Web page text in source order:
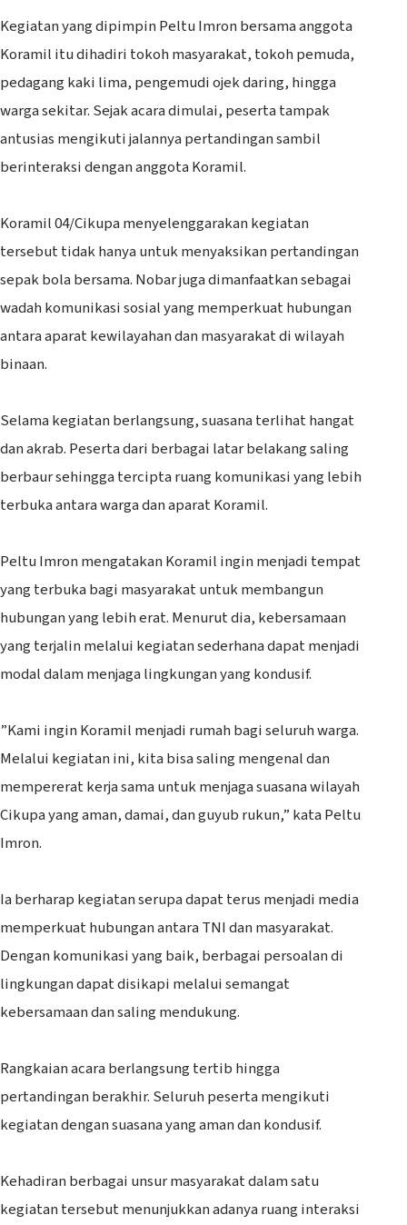
‎Kegiatan yang dipimpin Peltu Imron bersama anggota
Koramil itu dihadiri tokoh masyarakat, tokoh pemuda,
pedagang kaki lima, pengemudi ojek daring, hingga
warga sekitar. Sejak acara dimulai, peserta tampak
antusias mengikuti jalannya pertandingan sambil
berinteraksi dengan anggota Koramil.
‎Koramil 04/Cikupa menyelenggarakan kegiatan
tersebut tidak hanya untuk menyaksikan pertandingan
sepak bola bersama. Nobar juga dimanfaatkan sebagai
wadah komunikasi sosial yang memperkuat hubungan
antara aparat kewilayahan dan masyarakat di wilayah
binaan.
‎Selama kegiatan berlangsung, suasana terlihat hangat
dan akrab. Peserta dari berbagai latar belakang saling
berbaur sehingga tercipta ruang komunikasi yang lebih
terbuka antara warga dan aparat Koramil.
‎Peltu Imron mengatakan Koramil ingin menjadi tempat
yang terbuka bagi masyarakat untuk membangun
hubungan yang lebih erat. Menurut dia, kebersamaan
yang terjalin melalui kegiatan sederhana dapat menjadi
modal dalam menjaga lingkungan yang kondusif.
‎”Kami ingin Koramil menjadi rumah bagi seluruh warga.
Melalui kegiatan ini, kita bisa saling mengenal dan
mempererat kerja sama untuk menjaga suasana wilayah
Cikupa yang aman, damai, dan guyub rukun,” kata Peltu
Imron.
‎Ia berharap kegiatan serupa dapat terus menjadi media
memperkuat hubungan antara TNI dan masyarakat.
Dengan komunikasi yang baik, berbagai persoalan di
lingkungan dapat disikapi melalui semangat
kebersamaan dan saling mendukung.
‎Rangkaian acara berlangsung tertib hingga
pertandingan berakhir. Seluruh peserta mengikuti
kegiatan dengan suasana yang aman dan kondusif.
‎Kehadiran berbagai unsur masyarakat dalam satu
kegiatan tersebut menunjukkan adanya ruang interaksi